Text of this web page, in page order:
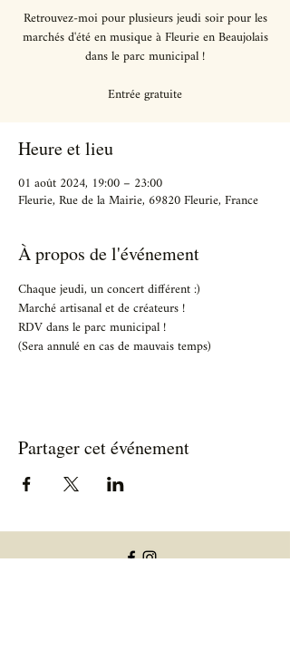
Retrouvez-moi pour plusieurs jeudi soir pour les
marchés d'été en musique à Fleurie en Beaujolais
dans le parc municipal !
Heure et lieu
01 août 2024, 19:00 – 23:00
Fleurie, Rue de la Mairie, 69820 Fleurie, France
À propos de l'événement
Chaque jeudi, un concert différent :)
Marché artisanal et de créateurs !
RDV dans le parc municipal !
(Sera annulé en cas de mauvais temps)
Partager cet événement